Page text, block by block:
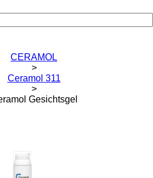
CERAMOL
>
Ceramol 311
>
Gesichtsgel